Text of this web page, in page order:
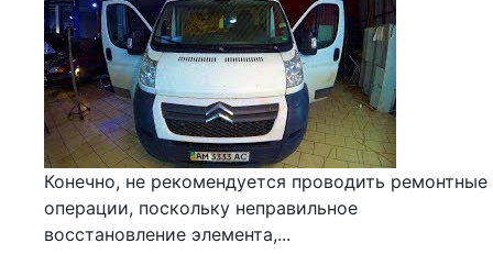
Конечно, не рекомендуется проводить ремонтные
операции, поскольку неправильное
восстановление элемента,...